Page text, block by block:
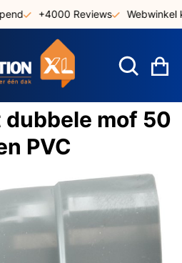
+4000 Reviews Webwinkel
mof 50
PVC